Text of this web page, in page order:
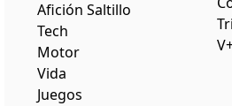
Afición Saltillo
Tech
Motor
Vida
Juegos